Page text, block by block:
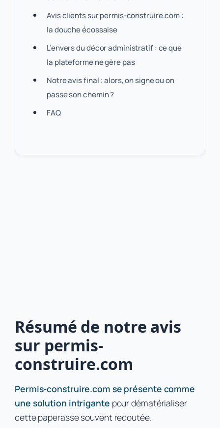
Avis clients sur permis-construire.com :
la douche écossaise
L’envers du décor administratif : ce que
la plateforme ne gère pas
Notre avis final : alors, on signe ou on
passe son chemin ?
FAQ
Résumé de notre avis
sur permis-
construire.com
Permis-construire.com se présente comme
une solution intrigante pour dématérialiser
cette paperasse souvent redoutée.